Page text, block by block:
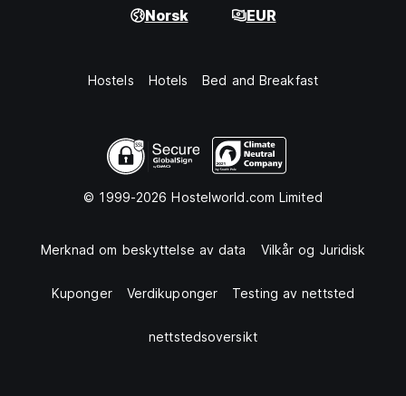
Norsk EUR
Hostels Hotels Bed and Breakfast
© 1999-2026 Hostelworld.com Limited
Merknad om beskyttelse av data Vilkår og Juridisk
Kuponger Verdikuponger Testing av nettsted
nettstedsoversikt